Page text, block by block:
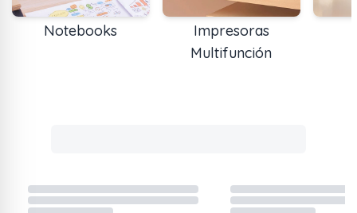
Notebooks
Impresoras
Multifunción